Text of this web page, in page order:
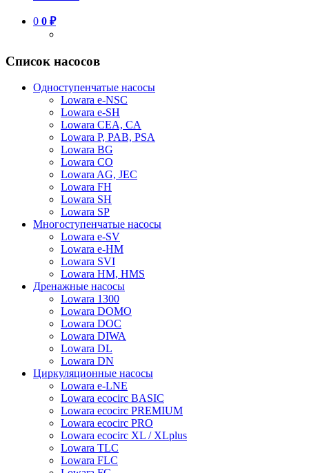
0 0 ₽
Список насосов
Одноступенчатые насосы
Lowara e-NSC
Lowara e-SH
Lowara CEA, CA
Lowara P, PAB, PSA
Lowara BG
Lowara CO
Lowara AG, JEC
Lowara FH
Lowara SH
Lowara SP
Многоступенчатые насосы
Lowara e-SV
Lowara e-HM
Lowara SVI
Lowara HM, HMS
Дренажные насосы
Lowara 1300
Lowara DOMO
Lowara DOC
Lowara DIWA
Lowara DL
Lowara DN
Циркуляционные насосы
Lowara e-LNE
Lowara ecocirc BASIC
Lowara ecocirc PREMIUM
Lowara ecocirc PRO
Lowara ecocirc XL / XLplus
Lowara TLC
Lowara FLC